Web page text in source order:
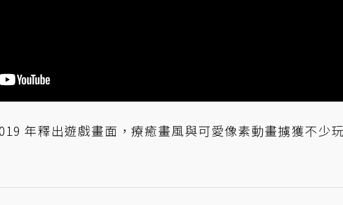
年釋出遊戲畫面，療癒畫風與可愛像素動畫擄獲不少